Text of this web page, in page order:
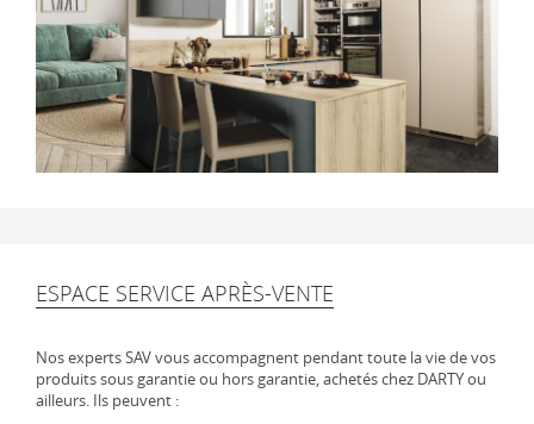
ESPACE SERVICE APRÈS-VENTE
Nos experts SAV vous accompagnent pendant toute la vie de vos
produits sous garantie ou hors garantie, achetés chez DARTY ou
ailleurs. Ils peuvent :